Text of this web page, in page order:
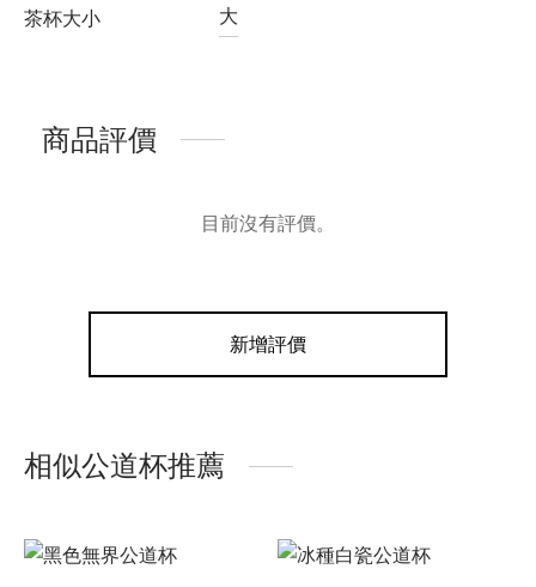
茶杯大小 大
商品評價
目前沒有評價。
新增評價
相似公道杯推薦